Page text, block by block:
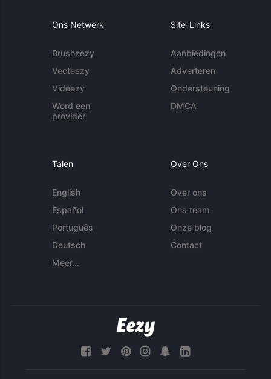
Ons Netwerk
Brusheezy
Vecteezy
Videezy
Word een
provider
Site-Links
Aanbiedingen
Adverteren
Ondersteuning
DMCA
Talen
English
Español
Português
Deutsch
Meer...
Over Ons
Over ons
Ons team
Onze blog
Contact